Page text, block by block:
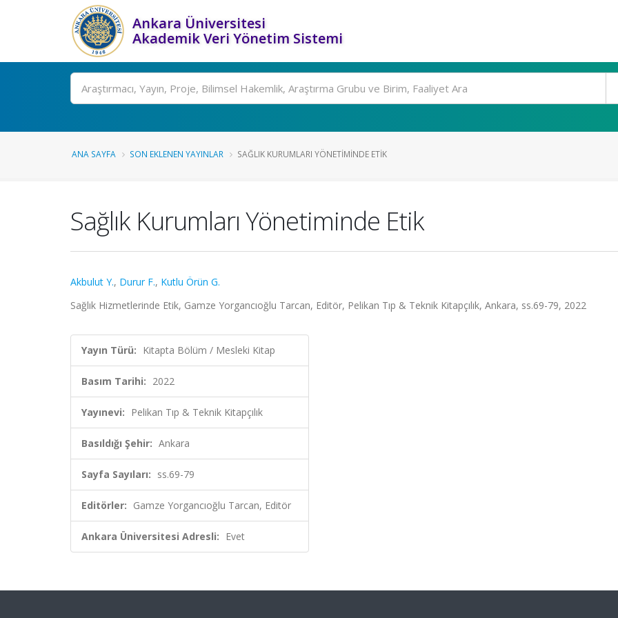
Ankara Üniversitesi
Akademik Veri Yönetim Sistemi
Ara
ANA SAYFA SON EKLENEN YAYINLAR SAĞLIK KURUMLARI YÖNETIMINDE ETIK
Sağlık Kurumları Yönetiminde Etik
Akbulut Y., Durur F., Kutlu Örün G.
Sağlık Hizmetlerinde Etik, Gamze Yorgancıoğlu Tarcan, Editör, Pelikan Tıp & Teknik Kitapçılık, Ankara, ss.69-79, 2022
Yayın Türü: Kitapta Bölüm / Mesleki Kitap
Basım Tarihi: 2022
Yayınevi: Pelikan Tıp & Teknik Kitapçılık
Basıldığı Şehir: Ankara
Sayfa Sayıları: ss.69-79
Editörler: Gamze Yorgancıoğlu Tarcan, Editör
Ankara Üniversitesi Adresli: Evet